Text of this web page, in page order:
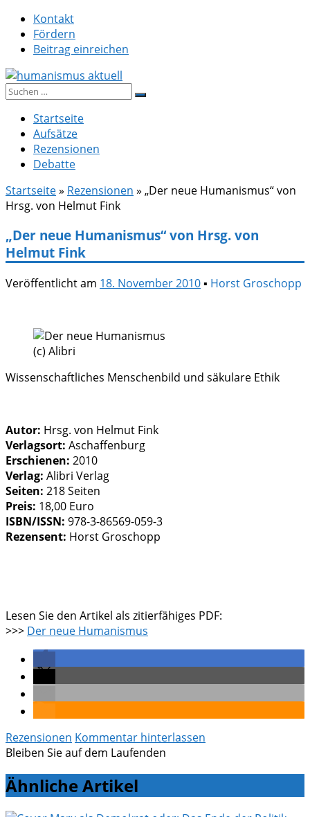
Zum
Inhalt
springen
Kontakt
Fördern
Beitrag einreichen
humanismus aktuell
Suche
Startseite
Aufsätze
Rezensionen
Debatte
Startseite» Rezensionen » „Der neue Humanismus“ von
Hrsg. von Helmut Fink
„Der neue Humanismus“ von Hrsg. von
Helmut Fink
Veröffentlicht am 18. November 2010▪ Horst Groschopp
(c) Alibri
Wissenschaftliches Menschenbild und säkulare Ethik
Autor: Hrsg. von Helmut Fink
Verlagsort: Aschaffenburg
Erschienen: 2010
Verlag: Alibri Verlag
Seiten: 218 Seiten
Preis: 18,00 Euro
ISBN/ISSN: 978-3-86569-059-3
Rezensent: Horst Groschopp
Lesen Sie den Artikel als zitierfähiges PDF:
>>> Der neue Humanismus
Rezensionen Kommentar hinterlassen
Bleiben Sie auf dem Laufenden
Ähnliche Artikel